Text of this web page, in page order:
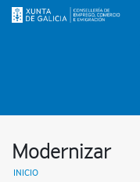
Modernizar
INICIO